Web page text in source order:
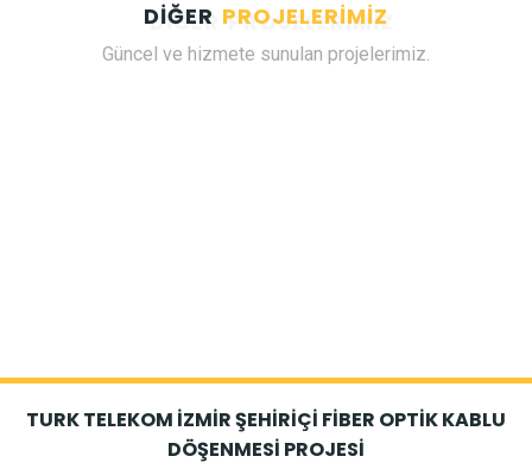
DİĞER PROJELERİMİZ
Güncel ve hizmete sunulan projelerimiz.
TURK TELEKOM İZMİR ŞEHİRİÇİ FİBER OPTİK KABLU
DÖŞENMESİ PROJESİ